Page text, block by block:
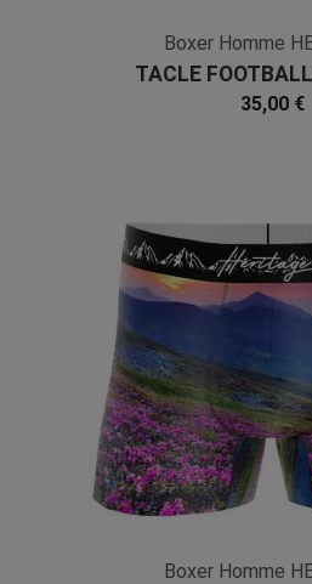
Boxer Homme
TACLE
Microfibre
35,00 €
Boxer Homme